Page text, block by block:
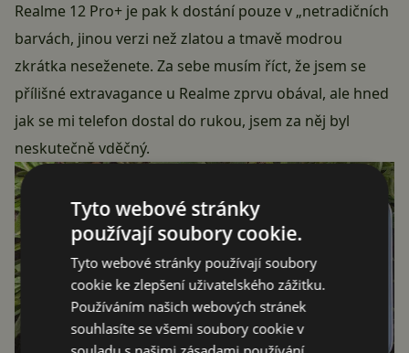
Realme 12 Pro+ je pak k dostání pouze v „netradičních
barvách, jinou verzi než zlatou a tmavě modrou
zkrátka neseženete. Za sebe musím říct, že jsem se
přílišné extravagance u Realme zprvu obával, ale hned
jak se mi telefon dostal do rukou, jsem za něj byl
neskutečně vděčný.
Tyto webové stránky
používají soubory cookie.
Tyto webové stránky používají soubory
cookie ke zlepšení uživatelského zážitku.
Používáním našich webových stránek
souhlasíte se všemi soubory cookie v